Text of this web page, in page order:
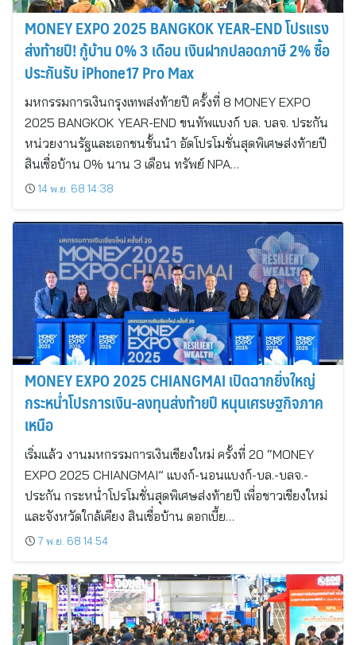
MONEY EXPO 2025 BANGKOK YEAR-END โปรแรง
ส่งท้ายปี! กู้บ้าน 0% 3 เดือน เงินฝากปลอดภาษี 2% ซื้อ
ประกันรับ iPhone17 Pro Max
มหกรรมการเงินกรุงเทพส่งท้ายปี ครั้งที่ 8 MONEY EXPO
2025 BANGKOK YEAR-END ขนทัพแบงก์ บล. บลจ. ประกัน
หน่วยงานรัฐและเอกชนชั้นนำ อัดโปรโมชั่นสุดพิเศษส่งท้ายปี
สินเชื่อบ้าน 0% นาน 3 เดือน ทรัพย์ NPA…
14 พ.ย. 68 14:38
MONEY EXPO 2025 CHIANGMAI เปิดฉากยิ่งใหญ่
กระหน่ำโปรการเงิน-ลงทุนส่งท้ายปี หนุนเศรษฐกิจภาค
เหนือ
เริ่มแล้ว งานมหกรรมการเงินเชียงใหม่ ครั้งที่ 20 “MONEY
EXPO 2025 CHIANGMAI” แบงก์-นอนแบงก์-บล.-บลจ.-
ประกัน กระหน่ำโปรโมชั่นสุดพิเศษส่งท้ายปี เพื่อชาวเชียงใหม่
และจังหวัดใกล้เคียง สินเชื่อบ้าน ดอกเบี้ย…
7 พ.ย. 68 14:54